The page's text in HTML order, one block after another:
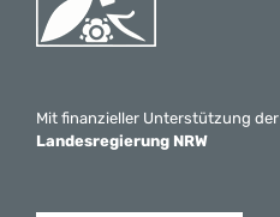
Mit finanzieller Unterstützung der
Landesregierung NRW